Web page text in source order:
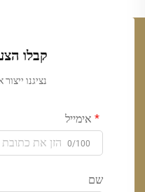
קבלו
נציגנו
אימייל
0/100
שם